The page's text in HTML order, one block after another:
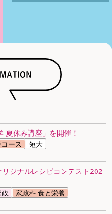
夏休み講座」を開催！
ース 短大
ジナルレシピコンテスト202
政 家政科 食と栄養